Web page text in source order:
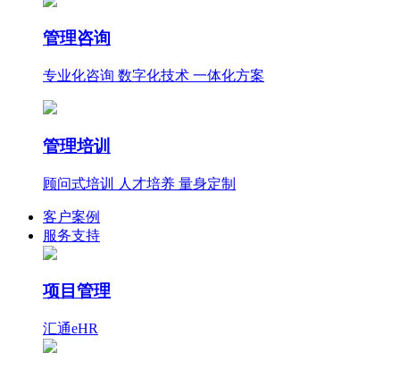
管理咨询
专业化咨询 数字化技术 一体化方案
管理培训
顾问式培训 人才培养 量身定制
客户案例
服务支持
项目管理
汇通eHR